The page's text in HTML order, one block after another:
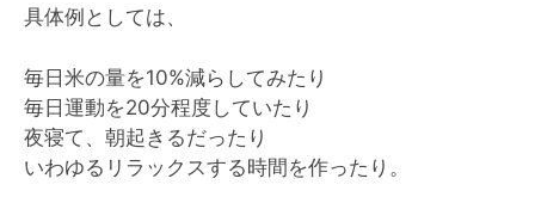
具体例としては、
毎日米の量を10%減らしてみたり
毎日運動を20分程度していたり
夜寝て、朝起きるだったり
いわゆるリラックスする時間を作ったり。